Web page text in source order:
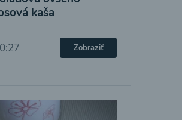
kaša
Zobraziť